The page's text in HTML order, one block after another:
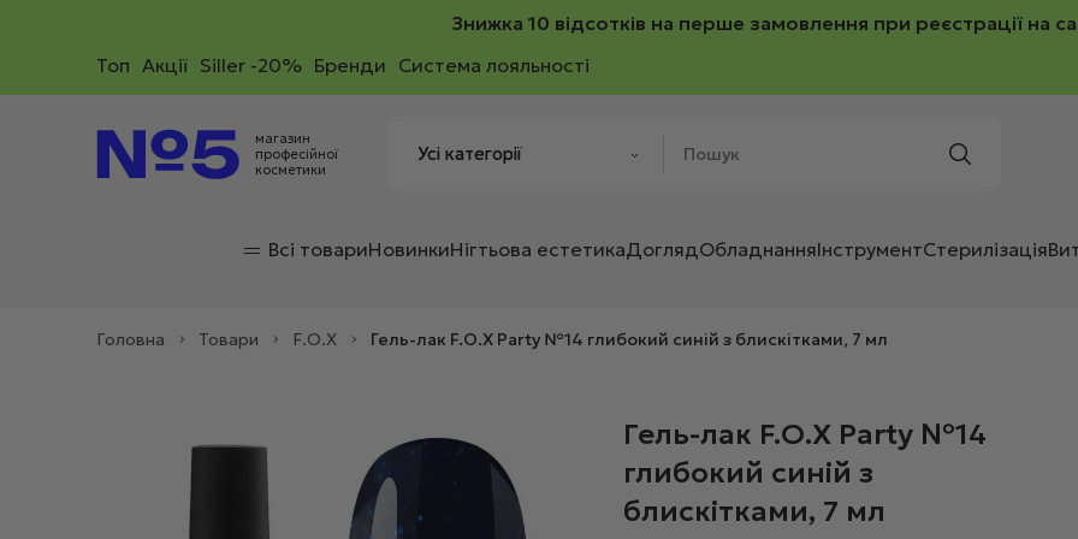
Знижка 10 відсотків на перше замовлення при реєстрації на
Toп Акції Siller -20% Бренди Система лояльності
магазин
професійної
косметики
Всі товариНовинкиНігтьова естетикаДоглядОбладнанняІнструментСтерилізація
Головна > Товари > F.O.X > Гель-лак F.O.X Party №14 глибокий синій з блискітками, 7 мл
Гель-лак F.O.X Party №14
глибокий синій з
блискітками, 7 мл